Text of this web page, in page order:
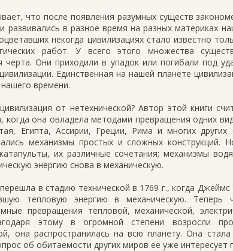
что после появления разумных существ
развивались в разное время на разных материках
некогда цивилизациях стало известно
работ. У всего этого множества
черта. Они приходили в упадок или погибали под
Единственная на нашей планете
времени.
от нетехнической? Автор этой книги
когда она овладела методами превращения одних
Египта, Ассирии, Греции, Рима и многих
механизмы простых и сложных конструкций.
их различные сочетания; механизмы
энергию снова в механическую.
в стадию технической в 1769 г., когда
тепловую энергию в механическую. Теперь
превращения тепловой, механической,
этому в огромной степени возросли
она распространилась на всю планету. Она
об обитаемости других миров ее уже интересует